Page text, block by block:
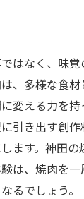
はなく、味
、多様な食
変える力を
引き出す創
ます。神田
は、焼肉を
るでしょう。